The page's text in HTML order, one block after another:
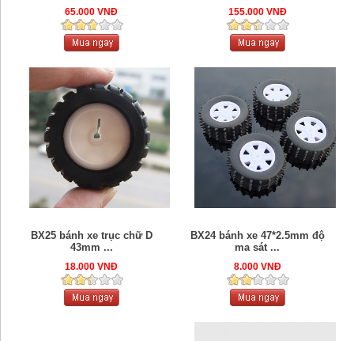
65.000 VNĐ 155.000 VNĐ
BX25 bánh xe trục chữ D
43mm ...
18.000 VNĐ
BX24 bánh xe 47*2.5mm độ
ma sát ...
8.000 VNĐ